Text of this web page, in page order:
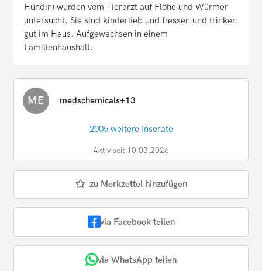
Hündin) wurden vom Tierarzt auf Flöhe und Würmer
untersucht. Sie sind kinderlieb und fressen und trinken
gut im Haus. Aufgewachsen in einem
Familienhaushalt.
ME medschemicals+13
2005 weitere Inserate
Aktiv seit 10.03.2026
zu Merkzettel hinzufügen
via Facebook teilen
via WhatsApp teilen